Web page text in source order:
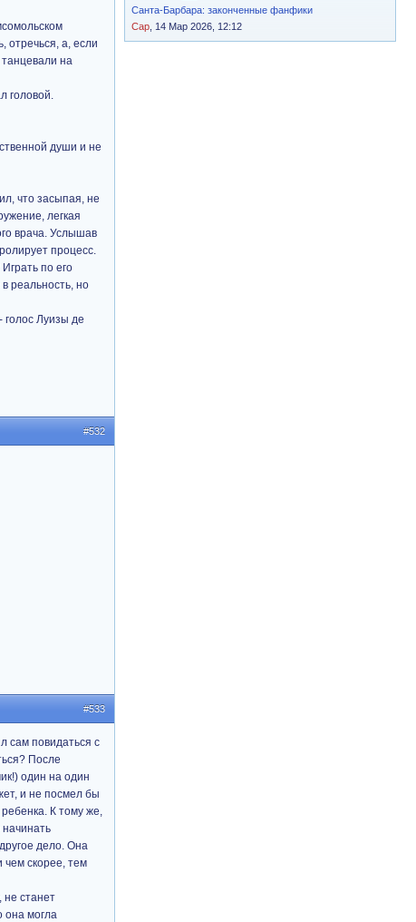
Санта-Барбара: законченные фанфики
Cap , 14 Мар 2026, 12:12
отречься, а, если
на
головой.
души и не
что засыпая, не
легкая
врача. Услышав
процесс.
по его
реальность, но
голос Луизы де
#532
#533
сам повидаться с
После
один на один
и не посмел бы
К тому же,
дело. Она
чем скорее, тем
не станет
она могла